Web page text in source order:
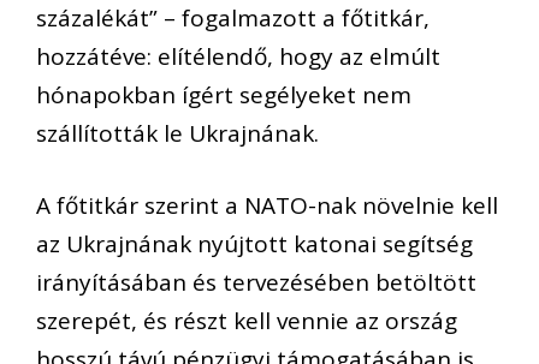
százalékát” – fogalmazott a főtitkár,
hozzátéve: elítélendő, hogy az elmúlt
hónapokban ígért segélyeket nem
szállították le Ukrajnának.
A főtitkár szerint a NATO-nak növelnie kell
az Ukrajnának nyújtott katonai segítség
irányításában és tervezésében betöltött
szerepét, és részt kell vennie az ország